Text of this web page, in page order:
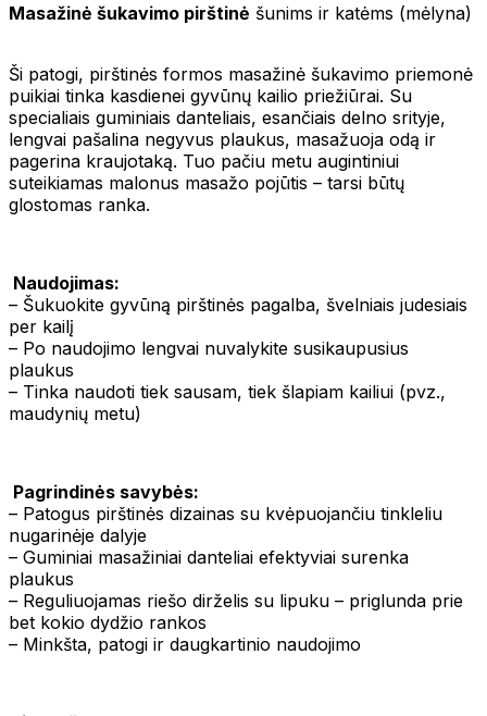
Masažinė šukavimo pirštinė šunims ir katėms (mėlyna)
Ši patogi, pirštinės formos masažinė šukavimo priemonė
puikiai tinka kasdienei gyvūnų kailio priežiūrai. Su
specialiais guminiais danteliais, esančiais delno srityje,
lengvai pašalina negyvus plaukus, masažuoja odą ir
pagerina kraujotaką. Tuo pačiu metu augintiniui
suteikiamas malonus masažo pojūtis – tarsi būtų
glostomas ranka.
Naudojimas:
– Šukuokite gyvūną pirštinės pagalba, švelniais judesiais
per kailį
– Po naudojimo lengvai nuvalykite susikaupusius
plaukus
– Tinka naudoti tiek sausam, tiek šlapiam kailiui (pvz.,
maudynių metu)
Pagrindinės savybės:
– Patogus pirštinės dizainas su kvėpuojančiu tinkleliu
nugarinėje dalyje
– Guminiai masažiniai danteliai efektyviai surenka
plaukus
– Reguliuojamas riešo dirželis su lipuku – priglunda prie
bet kokio dydžio rankos
– Minkšta, patogi ir daugkartinio naudojimo